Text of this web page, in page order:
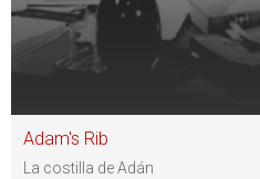
Adam's Rib
La costilla de Adán